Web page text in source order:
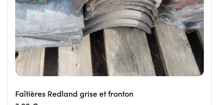
Faîtières Redland grise et fronton